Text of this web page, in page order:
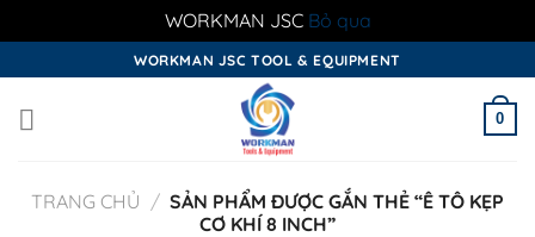
WORKMAN JSC Bỏ qua
to
content
WORKMAN JSC TOOL & EQUIPMENT
0
TRANG CHỦ / SẢN PHẨM ĐƯỢC GẮN THẺ “Ê TÔ KẸP
CƠ KHÍ 8 INCH”